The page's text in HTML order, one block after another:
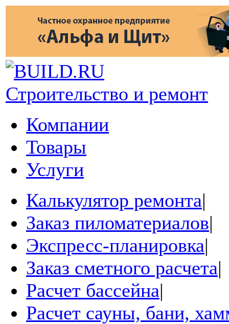
Строительство и ремонт
Компании
Товары
Услуги
Калькулятор ремонта|
Заказ пиломатериалов|
Экспресс-планировка|
Заказ сметного расчета|
Расчет бассейна|
Расчет сауны, бани,